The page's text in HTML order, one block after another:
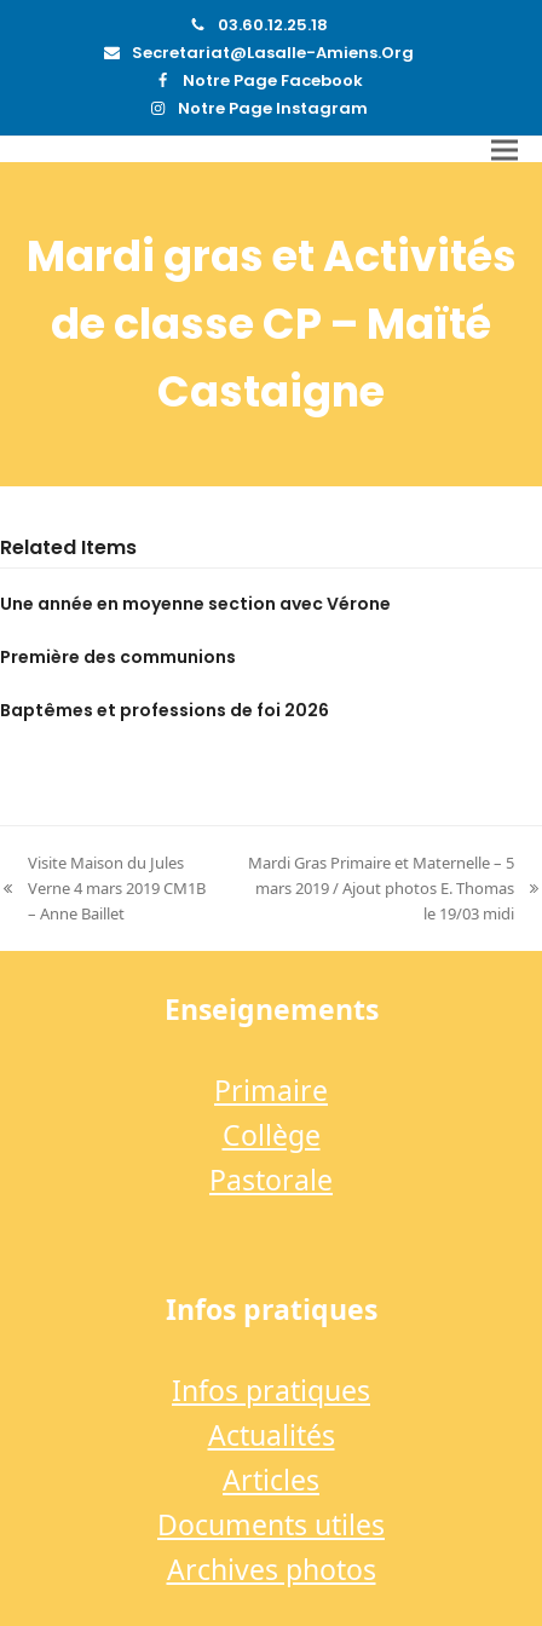
03.60.12.25.18
Secretariat@lasalle-Amiens.org
Notre Page Facebook
Notre Page Instagram
Mardi gras et Activités
de classe CP – Maïté
Castaigne
Related Items
Une année en moyenne section avec Vérone
Première des communions
Baptêmes et professions de foi 2026
previous
Visite Maison du Jules
Verne 4 mars 2019 CM1B
– Anne Baillet
next
Mardi Gras Primaire et Maternelle – 5
mars 2019 / Ajout photos E. Thomas
le 19/03 midi
Enseignements
Primaire
Collège
Pastorale
Infos pratiques
Infos pratiques
Actualités
Articles
Documents utiles
Archives photos